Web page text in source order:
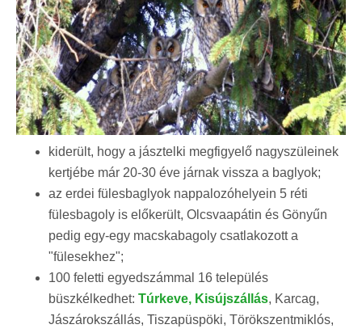
kiderült, hogy a jásztelki megfigyelő nagyszüleinek
kertjébe már 20-30 éve járnak vissza a baglyok;
az erdei fülesbaglyok nappalozóhelyein 5 réti
fülesbagoly is előkerült, Olcsvaapátin és Gönyűn
pedig egy-egy macskabagoly csatlakozott a
"fülesekhez";
100 feletti egyedszámmal 16 település
büszkélkedhet: Túrkeve, Kisújszállás, Karcag,
Jászárokszállás, Tiszapüspöki, Törökszentmiklós,